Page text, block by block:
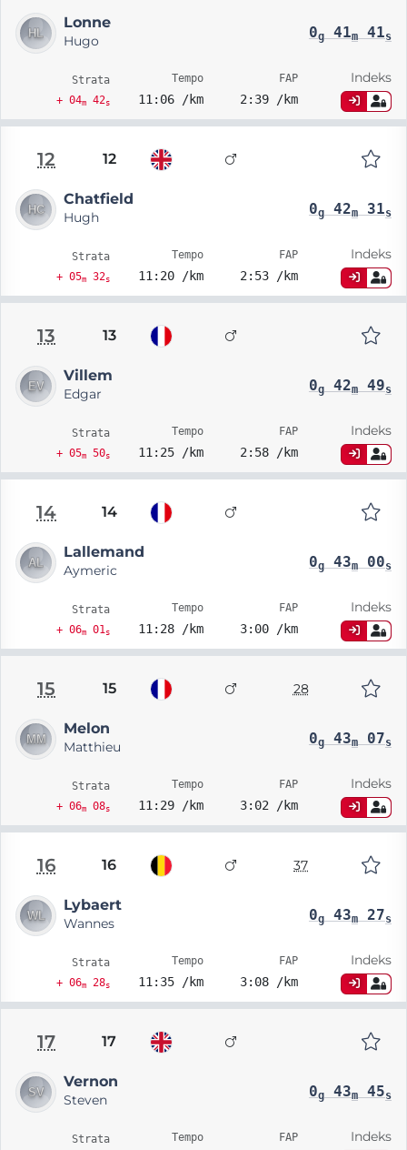
Lonne
Hugo 0g41m41s
Strata
+ 04m42s
Tempo
11:06 /km
FAP
2:39 /km
Indeks
12 12
Chatfield
Hugh 0g42m31s
Strata
+ 05m32s
Tempo
11:20 /km
FAP
2:53 /km
Indeks
13 13
Villem
Edgar 0g42m49s
Strata
+ 05m50s
Tempo
11:25 /km
FAP
2:58 /km
Indeks
14 14
Lallemand
Aymeric 0g43m00s
Strata
+ 06m01s
Tempo
11:28 /km
FAP
3:00 /km
Indeks
15 15 28
Melon
Matthieu 0g43m07s
Strata
+ 06m08s
Tempo
11:29 /km
FAP
3:02 /km
Indeks
16 16 37
Lybaert
Wannes 0g43m27s
Strata
+ 06m28s
Tempo
11:35 /km
FAP
3:08 /km
Indeks
17 17
Vernon
Steven 0g43m45s
Strata
Tempo FAP Indeks